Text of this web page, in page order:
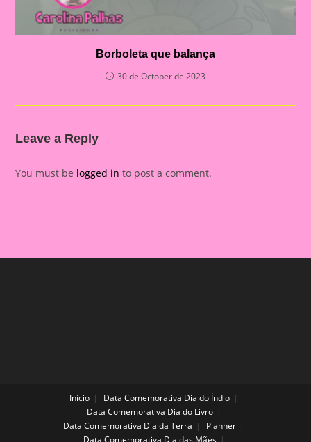
Borboleta que balança
30 de October de 2023
Leave a Reply
You must be logged in to post a comment.
Início
Data Comemorativa Dia do Índio
Data Comemorativa Dia do Livro
Data Comemorativa Dia da Terra
Planner